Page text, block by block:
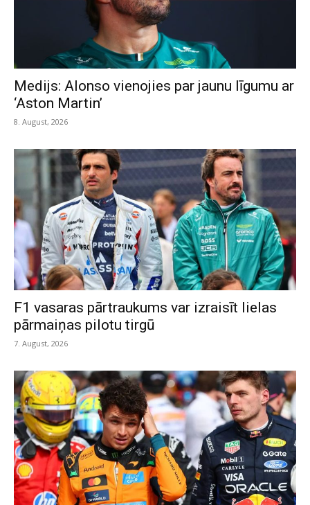
Medijs: Alonso vienojies par jaunu līgumu ar
‘Aston Martin’
8. August, 2026
F1 vasaras pārtraukums var izraisīt lielas
pārmaiņas pilotu tirgū
7. August, 2026